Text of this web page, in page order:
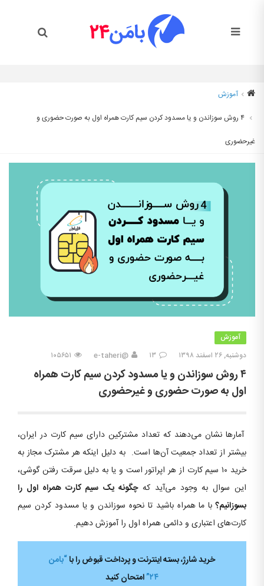
آموزش
۴ روش سوزاندن و یا مسدود کردن سیم کارت همراه اول به صورت حضوری و
غیرحضوری
آموزش
دوشنبه, ۲۶ اسفند ۱۳۹۸
۱۳ @e-taheri ۱۰۵۶۵۱
۴ روش سوزاندن و یا مسدود کردن سیم کارت همراه
اول به صورت حضوری و غیرحضوری
آمارها نشان می‌دهند که تعداد مشترکین دارای سیم کارت در ایران،
بیشتر از تعداد جمعیت آن‌ها است. به دلیل اینکه هر مشترک مجاز به
خرید ۱۰ سیم کارت از هر اپراتور است و یا به دلیل سرقت رفتن گوشی،
این سوال به وجود می‌آید کهچگونه یک سیم کارت همراه اول را
بسوزانیم؟ با ما همراه باشید تا نحوه سوزاندن و یا مسدود کردن سیم
کارت‌های اعتباری و دائمی همراه اول را آموزش دهیم.
خرید شارژ، بسته اینترنت و پرداخت قبوض را با“بامن
۲۴” امتحان کنید